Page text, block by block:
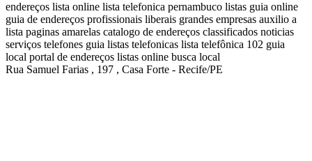
endereços lista online lista telefonica pernambuco listas guia online
guia de endereços profissionais liberais grandes empresas auxilio a
lista paginas amarelas catalogo de endereços classificados noticias
serviços telefones guia listas telefonicas lista telefônica 102 guia
local portal de endereços listas online busca local
Rua Samuel Farias , 197 , Casa Forte - Recife/PE